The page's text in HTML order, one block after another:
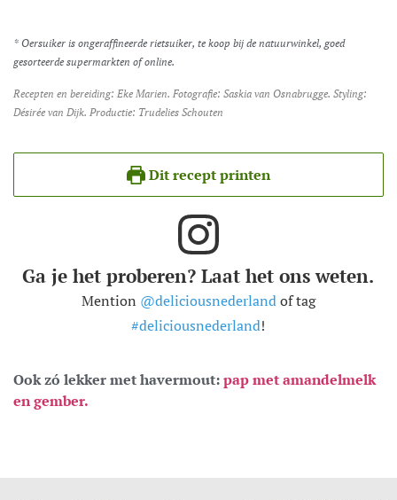
* Oersuiker is ongeraffineerde rietsuiker, te koop bij de natuurwinkel, goed
gesorteerde supermarkten of online.
Recepten en bereiding: Eke Marien. Fotografie: Saskia van Osnabrugge. Styling:
Désirée van Dijk. Productie: Trudelies Schouten
Dit recept printen
Ga je het proberen? Laat het ons weten.
Mention @deliciousnederlandof tag
#deliciousnederland!
Ook zó lekker met havermout:pap met amandelmelk
en gember.